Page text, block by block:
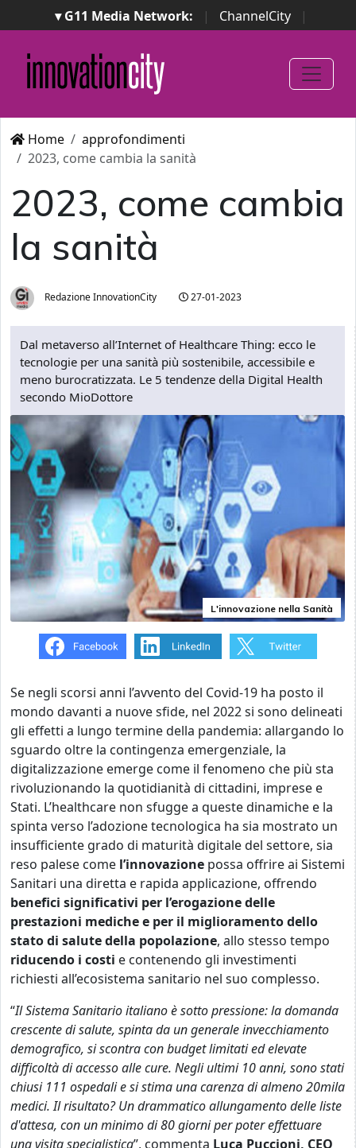
▾ G11 Media Network: | ChannelCity
|
ImpresaCity | SecurityOpenLab | Italian Channel
Awards
Italian Project Awards
Italian Security
Awards
Home
approfondimenti
2023, come cambia la sanità
2023, come cambia
la sanità
Redazione InnovationCity 27-01-2023
Dal metaverso all’Internet of Healthcare Thing: ecco le
tecnologie per una sanità più sostenibile, accessibile e
meno burocratizzata. Le 5 tendenze della Digital Health
secondo MioDottore
L'innovazione nella Sanità
Se negli scorsi anni l’avvento del Covid-19 ha posto il
mondo davanti a nuove sfide, nel 2022 si sono delineati
gli effetti a lungo termine della pandemia: allargando lo
sguardo oltre la contingenza emergenziale, la
digitalizzazione emerge come il fenomeno che più sta
rivoluzionando la quotidianità di cittadini, imprese e
Stati. L’healthcare non sfugge a queste dinamiche e la
spinta verso l’adozione tecnologica ha sia mostrato un
insufficiente grado di maturità digitale del settore, sia
reso palese come l’innovazione possa offrire ai Sistemi
Sanitari una diretta e rapida applicazione, offrendo
benefici significativi per l’erogazione delle
prestazioni mediche e per il miglioramento dello
stato di salute della popolazione, allo stesso tempo
riducendo i costi e contenendo gli investimenti
richiesti all’ecosistema sanitario nel suo complesso.
“Il Sistema Sanitario italiano è sotto pressione: la domanda
crescente di salute, spinta da un generale invecchiamento
demografico, si scontra con budget limitati ed elevate
difficoltà di accesso alle cure. Negli ultimi 10 anni, sono stati
chiusi 111 ospedali e si stima una carenza di almeno 20mila
medici. Il risultato? Un drammatico allungamento delle liste
d'attesa, con un minimo di 80 giorni per poter effettuare
una visita specialistica”, commenta Luca Puccioni, CEO